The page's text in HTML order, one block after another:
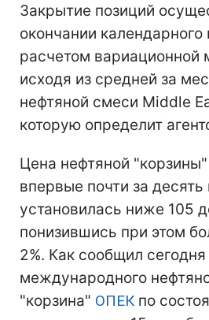
Закрытие позиций
окончании
расчетом вариационной
исходя из средней за
нефтяной смеси Middle
которую определит
Цена нефтяной "корзины"
впервые почти за десять
установилась ниже 105
понизившись при этом
2%. Как сообщил
международного
"корзина" ОПЕКпо